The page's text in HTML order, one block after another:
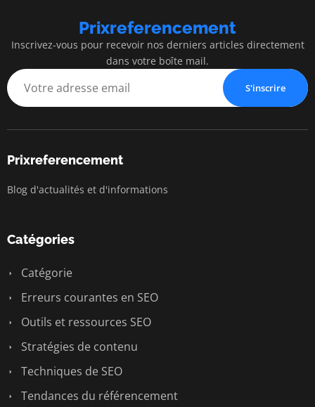
Prixreferencement
Inscrivez-vous pour recevoir nos derniers articles directement
dans votre boîte mail.
S'inscrire
Prixreferencement
Blog d'actualités et d'informations
Catégories
Catégorie
Erreurs courantes en SEO
Outils et ressources SEO
Stratégies de contenu
Techniques de SEO
Tendances du référencement